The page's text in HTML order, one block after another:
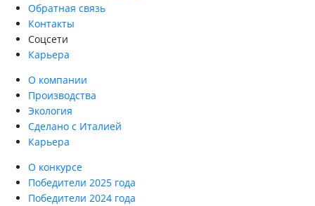
Обратная связь
Контакты
Соцсети
Карьера
О компании
Производства
Экология
Сделано с Италией
Карьера
О конкурсе
Победители 2025 года
Победители 2024 года